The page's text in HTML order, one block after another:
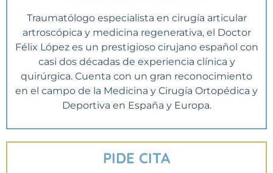
Traumatólogo especialista en cirugía articular
artroscópica y medicina regenerativa, el Doctor
Félix López es un prestigioso cirujano español con
casi dos décadas de experiencia clínica y
quirúrgica. Cuenta con un gran reconocimiento
en el campo de la Medicina y Cirugía Ortopédica y
Deportiva en España y Europa.
PIDE CITA